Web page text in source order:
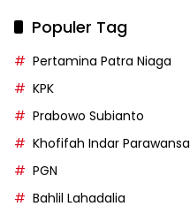
Populer Tag
Pertamina Patra Niaga
KPK
Prabowo Subianto
Khofifah Indar Parawansa
PGN
Bahlil Lahadalia